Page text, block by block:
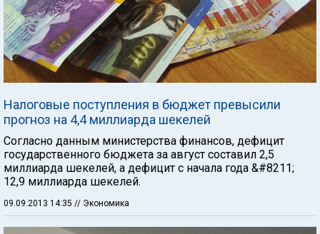
Налоговые поступления в бюджет превысили
прогноз на 4,4 миллиарда шекелей
Согласно данным министерства финансов, дефицит
государственного бюджета за август составил 2,5
миллиарда шекелей, а дефицит с начала года &#8211;
12,9 миллиарда шекелей.
09.09.2013 14:35 // Экономика